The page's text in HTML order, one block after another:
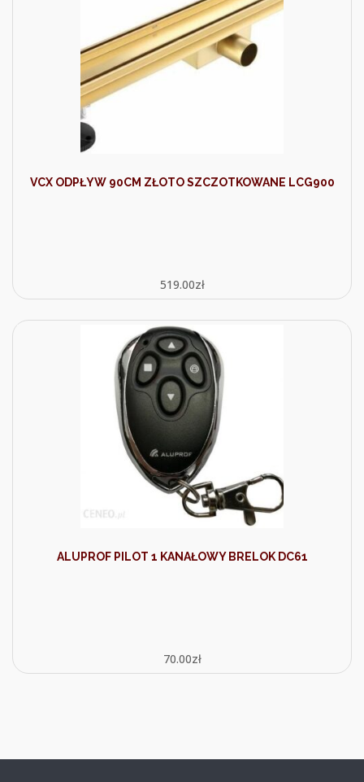
VCX ODPŁYW 90CM ZŁOTO SZCZOTKOWANE LCG900
519.00zł
ALUPROF PILOT 1 KANAŁOWY BRELOK DC61
70.00zł